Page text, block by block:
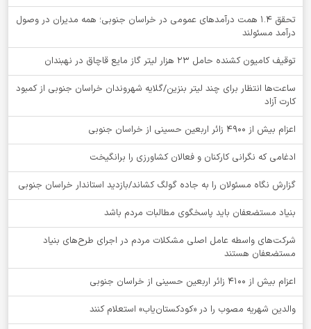
تحقق ۱.۴ همت درآمدهای عمومی در خراسان جنوبی؛ همه مدیران در وصول
درآمد مسئولند
توقيف کامیون کشنده حامل 23 هزار لیتر گاز مایع قاچاق در نهبندان
ساعت‌ها انتظار برای چند لیتر بنزین/گلایه شهروندان خراسان جنوبی از کمبود
کارت آزاد
اعزام بیش از 4900 زائر اربعین حسینی از خراسان جنوبی
ادغامی که نگرانی کارکنان و فعالان کشاورزی را برانگیخت
گزارش نگاه مسئولان را به جاده گولگ کشاند/بازدید استاندار خراسان جنوبی
بنیاد مستضعفان باید پاسخگوی مطالبات مردم باشد
شرکت‌های واسطه عامل اصلی مشکلات مردم در اجرای طرح‌های بنیاد
مستضعفان هستند
اعزام بیش از 4100 زائر اربعین حسینی از خراسان جنوبی
والدین شهریه مصوب را در «کودکستان‌یاب» استعلام کنند